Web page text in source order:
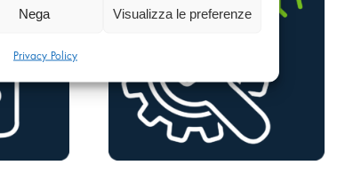
Nega Visualizza le preferenze
Privacy Policy